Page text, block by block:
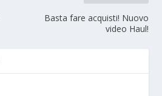
Basta fare acquisti! Nuovo
video Haul!